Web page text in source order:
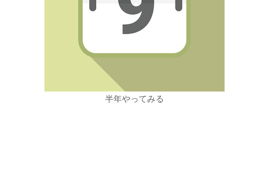
半年やってみる